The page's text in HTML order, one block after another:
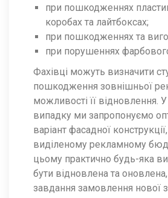
при пошкодженнях
коробах та лайтбоксах;
при пошкодженнях та
при порушеннях
Фахівці можуть визначити
пошкодження зовнішньої
можливості її відновлення.
випадку ми запропонуємо
варіант фасадної
виділеному рекламному
цьому практично будь-яка
бути відновлена ​​та
завдання замовлення нової